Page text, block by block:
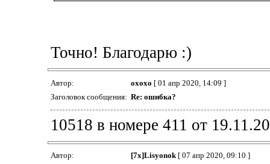
Точно! Благодарю :)
Автор: oxoxo [ 01 апр 2020, 14:09 ]
Заголовок сообщения: Re: ошибка?
10518 в номере 411 от
Автор: [7x]Lisyonok[ 07 апр 2020, 09:10 ]